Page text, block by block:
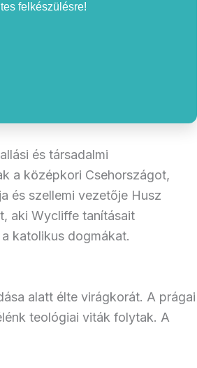
felkészülésre!
és társadalmi
a középkori Csehországot,
és szellemi vezetője Husz
aki Wycliffe tanításait
katolikus dogmákat.
alatt élte virágkorát. A prágai
teológiai viták folytak. A